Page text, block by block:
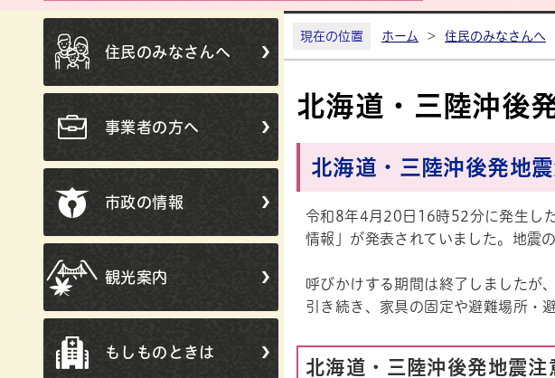
住民のみなさんへ
事業者の方へ
市政の情報
観光案内
もしものときは
現在の位置 ホーム > 住民のみなさんへ
北海道・三陸沖後
北海道・三陸沖後発地
令和8年4月20日16時52分に発生し
情報」が発表されていました。地震
呼びかけする期間は終了しましたが
引き続き、家具の固定や避難場所・
北海道・三陸沖後発地震注